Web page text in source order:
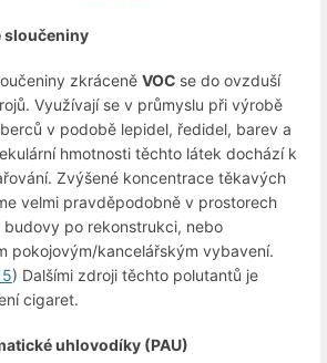
sloučeniny
zkráceně VOC se do ovzduší
Využívají se v průmyslu při výrobě
v podobě lepidel, ředidel, barev a
hmotnosti těchto látek dochází k
Zvýšené koncentrace těkavých
velmi pravděpodobně v prostorech
po rekonstrukci, nebo
pokojovým/kancelářským vybavení.
) Dalšími zdroji těchto polutantů je
cigaret.
uhlovodíky (PAU)